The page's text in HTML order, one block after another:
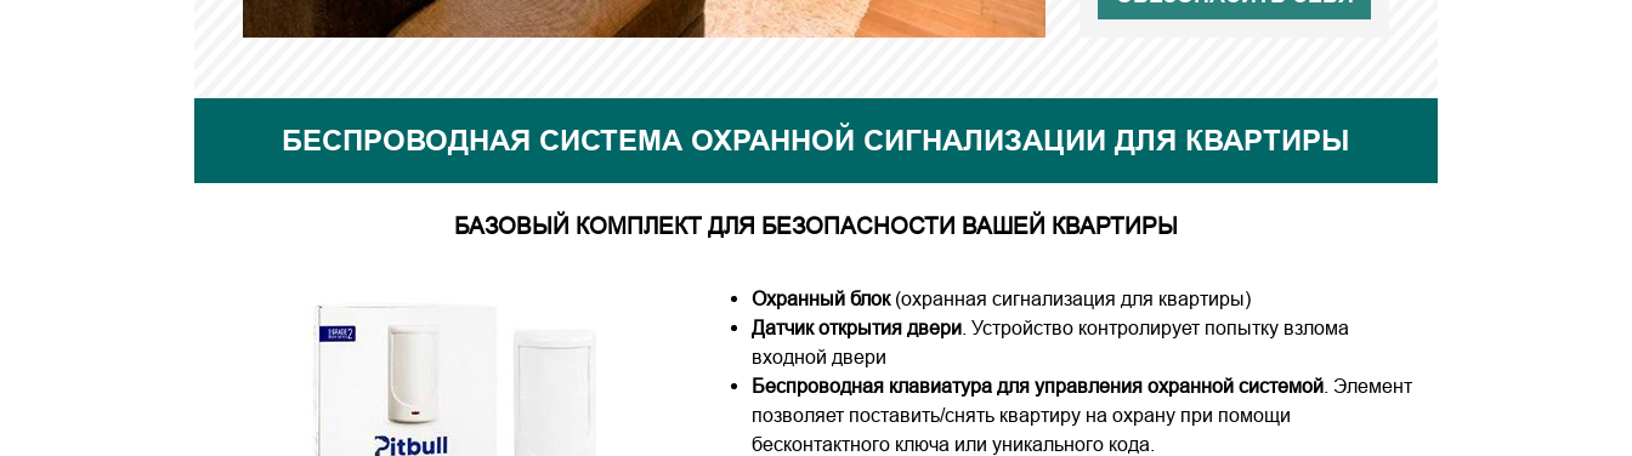
БЕСПРОВОДНАЯ СИСТЕМА ОХРАННОЙ СИГНАЛИЗАЦИИ ДЛЯ КВАРТИРЫ
БАЗОВЫЙ КОМПЛЕКТ ДЛЯ БЕЗОПАСНОСТИ ВАШЕЙ КВАРТИРЫ
Охранный блок(охранная сигнализация для квартиры)
Датчик открытия двери . Устройство контролирует попытку взлома
входной двери
Беспроводная клавиатура для управления охранной системой . Элемент
позволяет поставить/снять квартиру на охрану при помощи
бесконтактного ключа или уникального кода.